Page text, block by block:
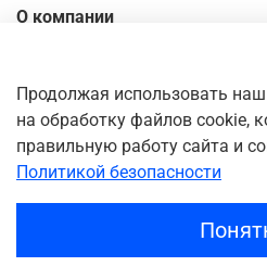
О компании
Доставка
Оплата
Личный кабинет
Продолжая использовать наш
на обработку файлов cookie,
правильную работу сайта и
Политикой безопасности